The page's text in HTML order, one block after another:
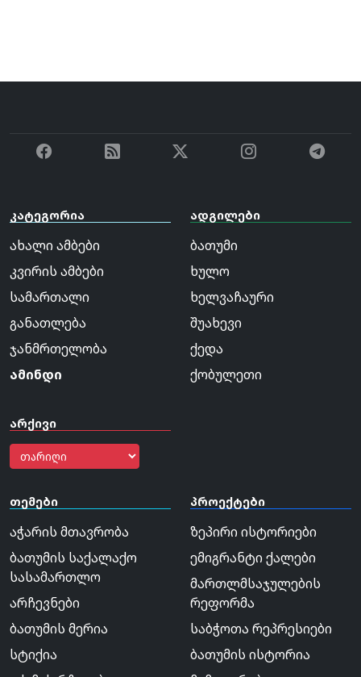
კატეგორია
ახალი ამბები
კვირის ამბები
სამართალი
განათლება
ჯანმრთელობა
ამინდი
არქივი
ადგილები
ბათუმი
ხულო
ხელვაჩაური
შუახევი
ქედა
ქობულეთი
თემები
აჭარის მთავრობა
ბათუმის საქალაქო
სასამართლო
არჩევნები
ბათუმის მერია
სტიქია
პროექტები
ზეპირი ისტორიები
ემიგრანტი ქალები
მართლმსაჯულების
რეფორმა
საბჭოთა რეპრესიები
ბათუმის ისტორია